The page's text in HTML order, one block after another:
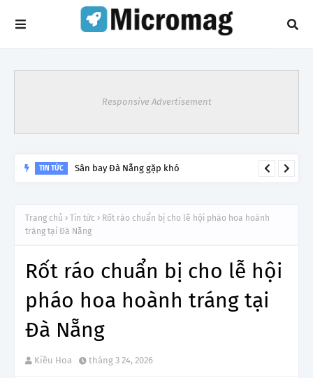
Responsive Advertisement
Trang chủ Tin tức
Rốt ráo chuẩn bị cho lễ hội pháo hoa hoành
tráng tại Đà Nẵng
Rốt ráo chuẩn bị cho lễ hội
pháo hoa hoành tráng tại
Đà Nẵng
Kiều Hoa tháng 3 24, 2026